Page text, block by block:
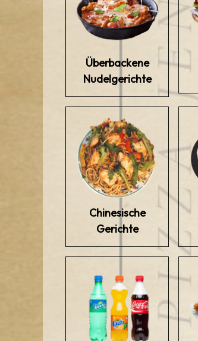
Überbackene
Nudelgerichte
Chinesische
Gerichte